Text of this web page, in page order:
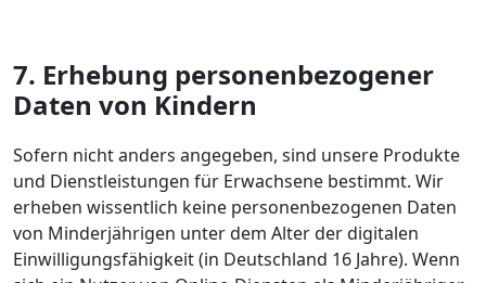
7. Erhebung personenbezogener
Daten von Kindern
Sofern nicht anders angegeben, sind unsere Produkte
und Dienstleistungen für Erwachsene bestimmt. Wir
erheben wissentlich keine personenbezogenen Daten
von Minderjährigen unter dem Alter der digitalen
Einwilligungsfähigkeit (in Deutschland 16 Jahre). Wenn